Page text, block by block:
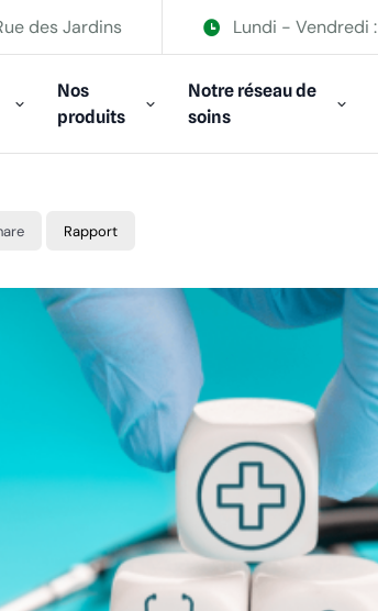
des Jardins Lundi - Vendredi :
Nos
produits
Notre réseau de
soins
Rapport